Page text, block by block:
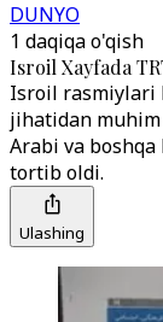
DUNYO
1 daqiqa o'qish
Isroil Xayfada
Isroil rasmiylari
jihatidan
Arabi va
tortib oldi.
Ulashing